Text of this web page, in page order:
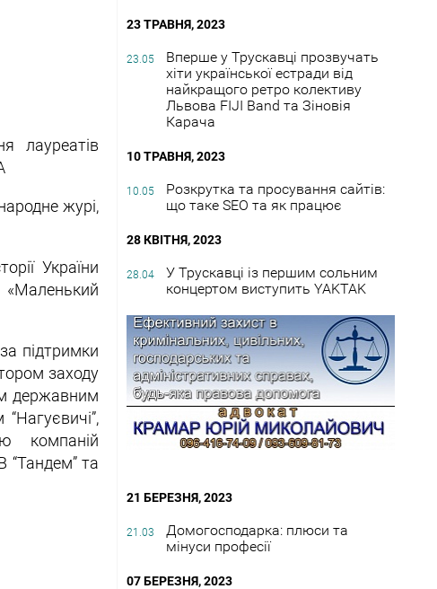
лауреатів
журі,
України
«Маленький
підтримки
заходу
державним
компаній
“Тандем” та
23 ТРАВНЯ, 2023
23.05
Вперше у Трускавці прозвучать
хіти української естради від
найкращого ретро колективу
Львова FIJI Band та Зіновія
Карача
10 ТРАВНЯ, 2023
10.05
Розкрутка та просування сайтів:
що таке SEO та як працює
28 КВІТНЯ, 2023
28.04
У Трускавці із першим сольним
концертом виступить YAKTAK
21 БЕРЕЗНЯ, 2023
21.03
Домогосподарка: плюси та
мінуси професії
07 БЕРЕЗНЯ, 2023